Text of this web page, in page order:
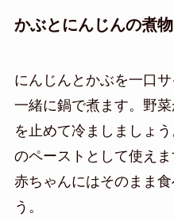
かぶとにんじんの煮物
にんじんとかぶを一口
一緒に鍋で煮ます。野
を止めて冷ましましょ
のペーストとして使え
赤ちゃんにはそのまま
う。